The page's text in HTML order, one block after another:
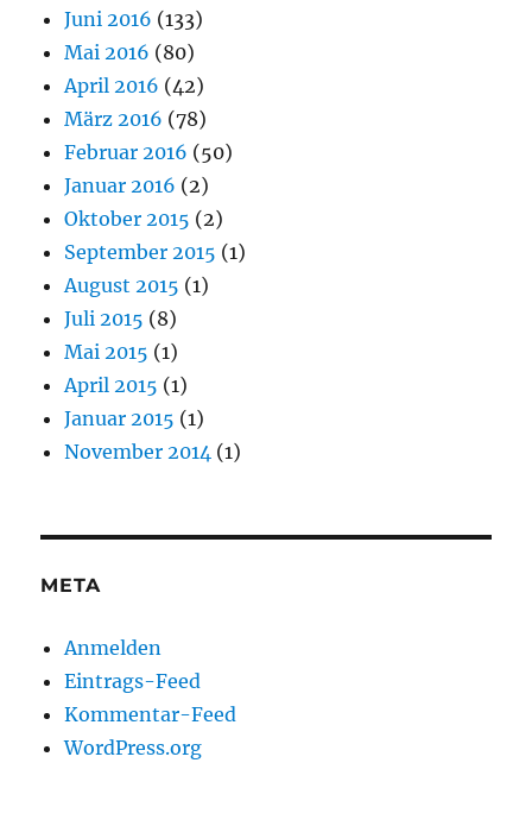
Juni 2016 (133)
Mai 2016 (80)
April 2016 (42)
März 2016 (78)
Februar 2016 (50)
Januar 2016 (2)
Oktober 2015 (2)
September 2015 (1)
August 2015 (1)
Juli 2015 (8)
Mai 2015 (1)
April 2015 (1)
Januar 2015 (1)
November 2014 (1)
META
Anmelden
Eintrags-Feed
Kommentar-Feed
WordPress.org